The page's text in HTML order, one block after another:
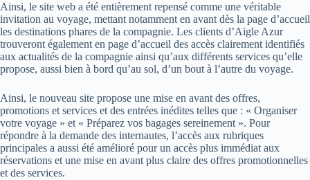
Ainsi, le site web a été entièrement repensé comme une véritable
invitation au voyage, mettant notamment en avant dès la page d’accueil
les destinations phares de la compagnie. Les clients d’Aigle Azur
trouveront également en page d’accueil des accès clairement identifiés
aux actualités de la compagnie ainsi qu’aux différents services qu’elle
propose, aussi bien à bord qu’au sol, d’un bout à l’autre du voyage.
Ainsi, le nouveau site propose une mise en avant des offres,
promotions et services et des entrées inédites telles que : « Organiser
votre voyage » et « Préparez vos bagages sereinement ». Pour
répondre à la demande des internautes, l’accès aux rubriques
principales a aussi été amélioré pour un accès plus immédiat aux
réservations et une mise en avant plus claire des offres promotionnelles
et des services.